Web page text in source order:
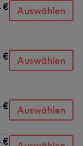
€ Auswählen
€ Auswählen
€ Auswählen
€